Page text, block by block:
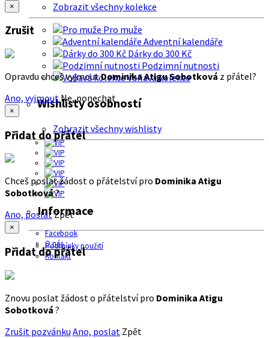
Zobrazit všechny kolekce
Pro muže
Adventní kalendáře
Dárky do 300 Kč
Podzimní nutnosti
Voňavá kolekce
Wishlisty osobností
Zobrazit všechny wishlisty
Informace
Facebook
O nás
Podmínky použití
Kontakt
×
Zrušit
Opravdu chceš vyjmoutDominika Atigu Sobotková z přátel?
Ano, vyjmout Ne, ponechat
×
Přidat do přátel
Chceš poslat žádost o přátelství pro Dominika Atigu
Sobotková?
Ano, poslatZpět
×
Přidat do přátel
Znovu poslat žádost o přátelství pro Dominika Atigu
Sobotková ?
Zrušit pozvánku Ano, poslat Zpět